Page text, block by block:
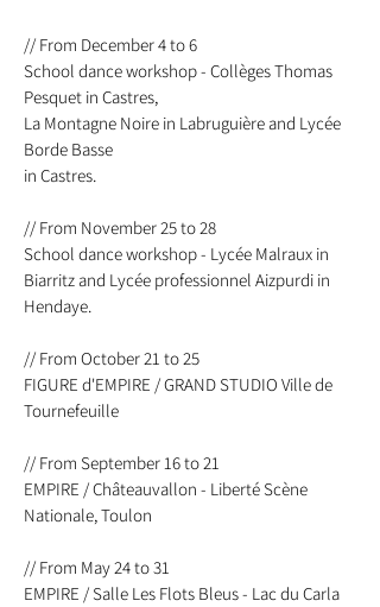
// From December 4 to 6
School dance workshop - Collèges Thomas
Pesquet in Castres,
La Montagne Noire in Labruguièreand Lycée
Borde Basse
in Castres.
// From November 25 to 28
School dance workshop - Lycée Malraux in
Biarritz and Lycée professionnel Aizpurdi in
Hendaye.
// From October 21 to 25
FIGURE d'EMPIRE / GRAND STUDIO Ville de
Tournefeuille
// From September 16 to 21
EMPIRE / Châteauvallon - Liberté Scène
Nationale, Toulon
// From May 24 to 31
EMPIRE / Salle Les Flots Bleus - Lac du Carla